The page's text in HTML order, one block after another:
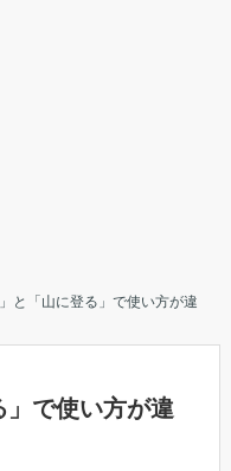
と「山に登る」で使い方が違
」で使い方が違